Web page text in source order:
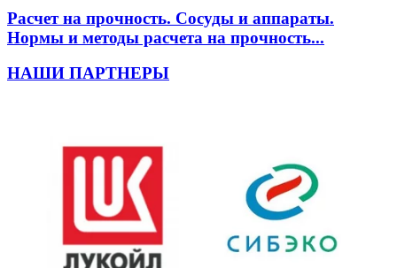
Расчет на прочность. Сосуды и аппараты.
Нормы и методы расчета на прочность...
НАШИ ПАРТНЕРЫ